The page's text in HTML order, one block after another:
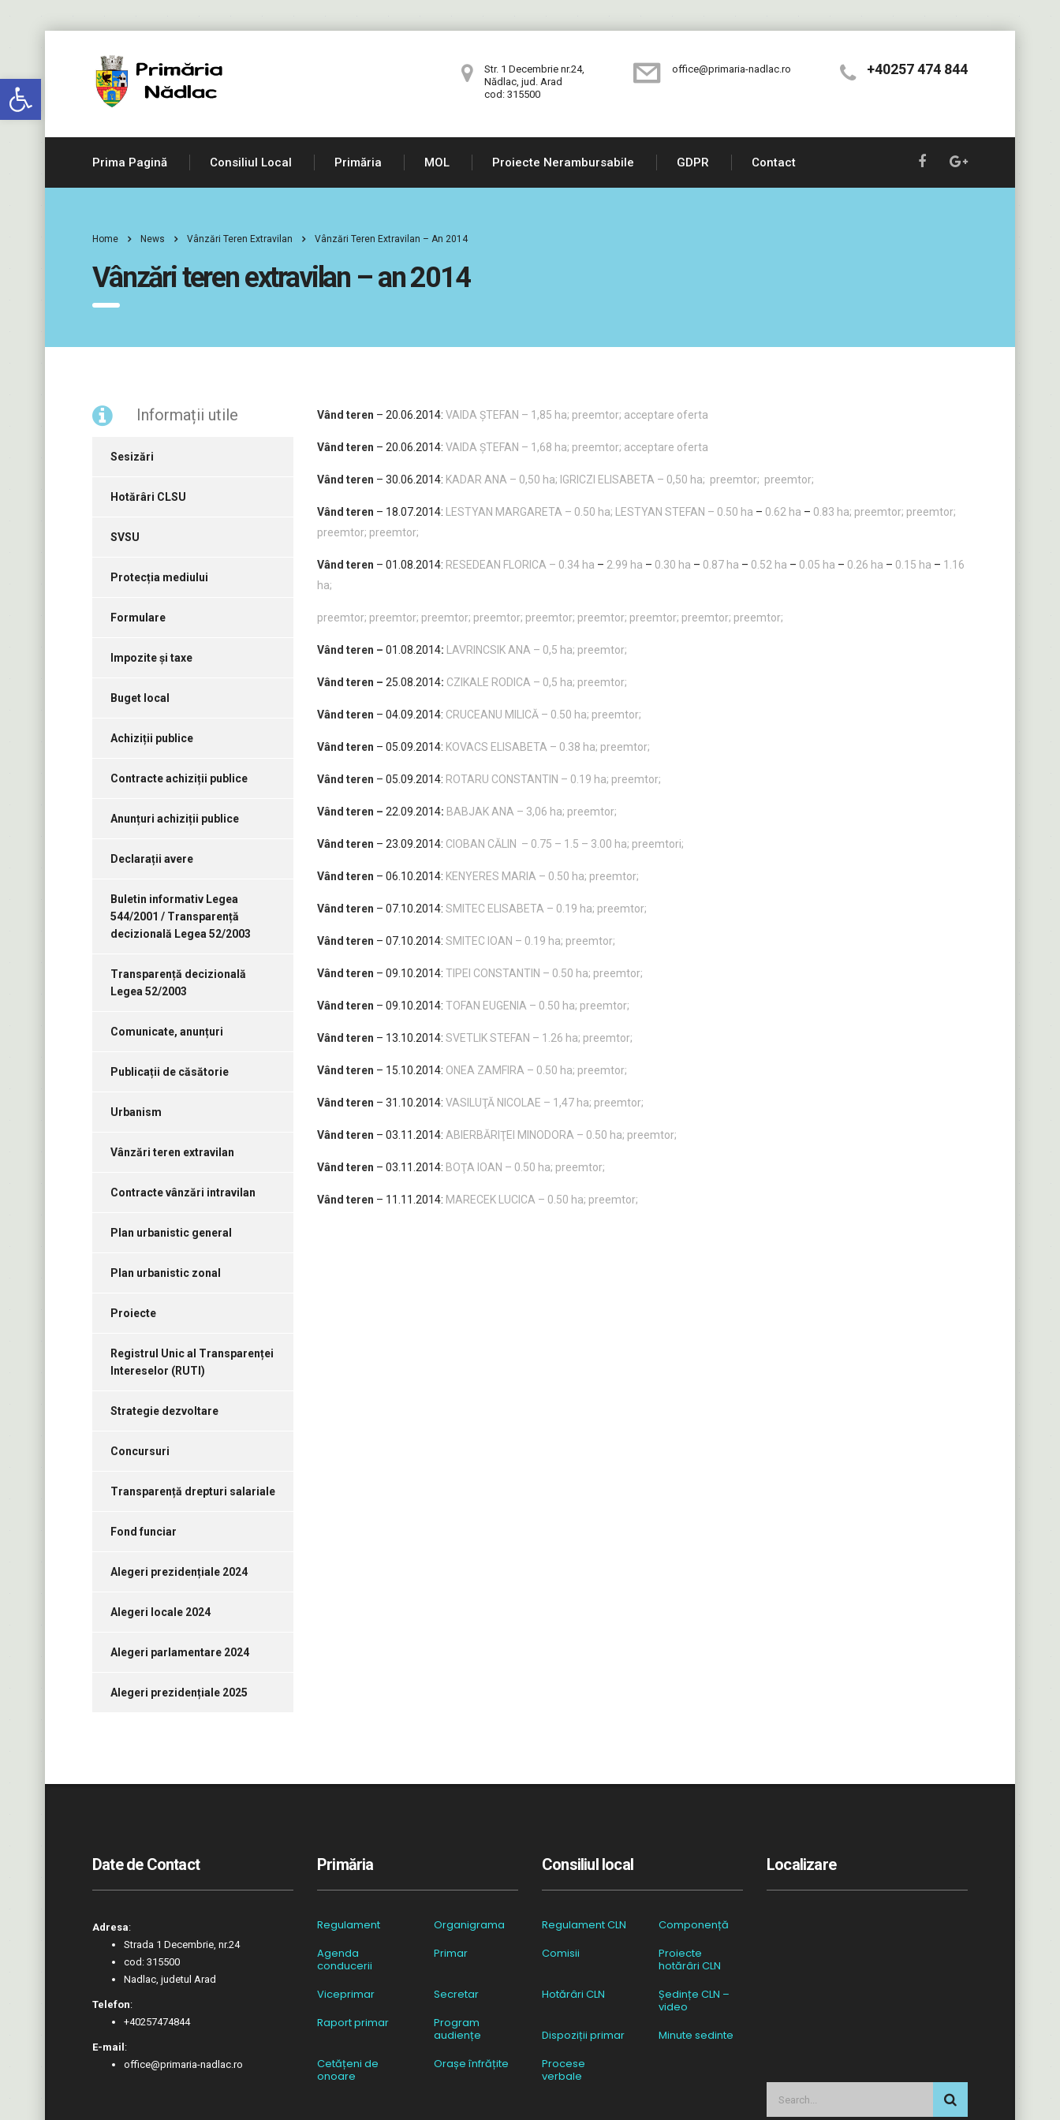
Deschide bara de unelte
+40257 474 844
office@primaria-nadlac.ro
Str. 1 Decembrie nr.24,
Nădlac, jud. Arad
cod: 315500
Prima Pagină Consiliul Local Primăria MOL Proiecte Nerambursabile GDPR Contact
Home News Vânzări Teren Extravilan Vânzări Teren Extravilan – An 2014
Vânzări teren extravilan – an 2014
Informații utile
Sesizări
Hotărâri CLSU
SVSU
Protecția mediului
Formulare
Impozite și taxe
Buget local
Achiziții publice
Contracte achiziții publice
Anunțuri achiziții publice
Declarații avere
Buletin informativ Legea
544/2001 / Transparență
decizională Legea 52/2003
Transparență decizională
Legea 52/2003
Comunicate, anunțuri
Publicații de căsătorie
Urbanism
Vânzări teren extravilan
Contracte vânzări intravilan
Plan urbanistic general
Plan urbanistic zonal
Proiecte
Registrul Unic al Transparenței
Intereselor (RUTI)
Strategie dezvoltare
Concursuri
Transparență drepturi salariale
Fond funciar
Alegeri prezidențiale 2024
Alegeri locale 2024
Alegeri parlamentare 2024
Alegeri prezidențiale 2025
Vând teren – 20.06.2014: VAIDA ŞTEFAN – 1,85 ha; preemtor; acceptare oferta
Vând teren – 20.06.2014: VAIDA ŞTEFAN – 1,68 ha; preemtor; acceptare oferta
Vând teren – 30.06.2014: KADAR ANA – 0,50 ha; IGRICZI ELISABETA – 0,50 ha; preemtor; preemtor;
Vând teren – 18.07.2014: LESTYAN MARGARETA – 0.50 ha; LESTYAN STEFAN – 0.50 ha – 0.62 ha – 0.83 ha; preemtor; preemtor;
preemtor; preemtor;
Vând teren – 01.08.2014: RESEDEAN FLORICA – 0.34 ha – 2.99 ha – 0.30 ha – 0.87 ha – 0.52 ha – 0.05 ha – 0.26 ha – 0.15 ha – 1.16
ha;
preemtor; preemtor; preemtor; preemtor; preemtor; preemtor; preemtor; preemtor; preemtor;
Vând teren – 01.08.2014: LAVRINCSIK ANA – 0,5 ha; preemtor;
Vând teren – 25.08.2014: CZIKALE RODICA – 0,5 ha; preemtor;
Vând teren – 04.09.2014: CRUCEANU MILICĂ – 0.50 ha; preemtor;
Vând teren – 05.09.2014: KOVACS ELISABETA – 0.38 ha; preemtor;
Vând teren – 05.09.2014: ROTARU CONSTANTIN – 0.19 ha; preemtor;
Vând teren – 22.09.2014: BABJAK ANA – 3,06 ha; preemtor;
Vând teren – 23.09.2014: CIOBAN CĂLIN – 0.75 – 1.5 – 3.00 ha; preemtori;
Vând teren – 06.10.2014: KENYERES MARIA – 0.50 ha; preemtor;
Vând teren – 07.10.2014: SMITEC ELISABETA – 0.19 ha; preemtor;
Vând teren – 07.10.2014: SMITEC IOAN – 0.19 ha; preemtor;
Vând teren – 09.10.2014: TIPEI CONSTANTIN – 0.50 ha; preemtor;
Vând teren – 09.10.2014: TOFAN EUGENIA – 0.50 ha; preemtor;
Vând teren – 13.10.2014: SVETLIK STEFAN – 1.26 ha; preemtor;
Vând teren – 15.10.2014: ONEA ZAMFIRA – 0.50 ha; preemtor;
Vând teren – 31.10.2014: VASILUŢĂ NICOLAE – 1,47 ha; preemtor;
Vând teren – 03.11.2014: ABIERBĂRIŢEI MINODORA – 0.50 ha; preemtor;
Vând teren – 03.11.2014: BOŢA IOAN – 0.50 ha; preemtor;
Vând teren – 11.11.2014: MARECEK LUCICA – 0.50 ha; preemtor;
Date de Contact
Adresa:
Strada 1 Decembrie, nr.24
cod: 315500
Nadlac, judetul Arad
Telefon:
+40257474844
E-mail :
office@primaria-nadlac.ro
Primăria
Regulament
Organigrama
Agenda
conducerii
Primar
Viceprimar
Secretar
Raport primar
Program
audiențe
Cetățeni de
onoare
Orașe înfrățite
Consiliul local
Regulament CLN
Componență
Comisii
Proiecte
hotărâri CLN
Hotărâri CLN
Ședințe CLN –
video
Dispoziții primar
Minute sedinte
Procese
verbale
Localizare